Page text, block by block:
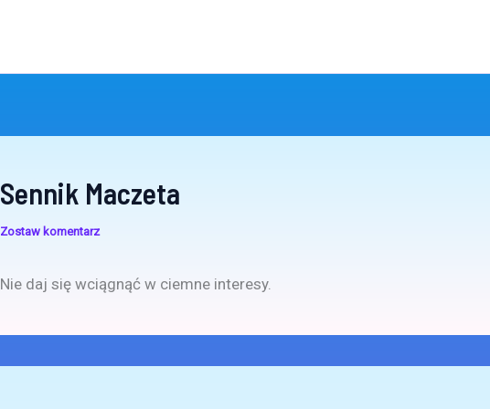
Sennik Maczeta
Zostaw komentarz
Nie daj się wciągnąć w ciemne interesy.